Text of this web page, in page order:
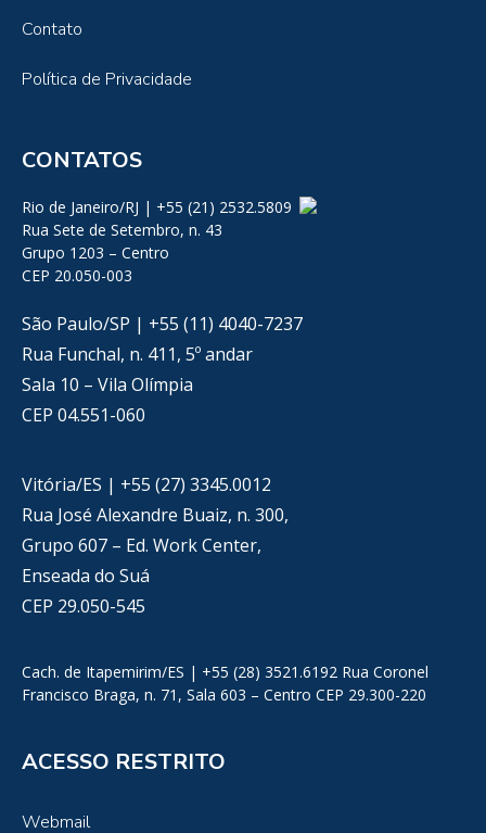
Contato
Política de Privacidade
CONTATOS
Rio de Janeiro/RJ | +55 (21) 2532.5809
Rua Sete de Setembro, n. 43
Grupo 1203 – Centro
CEP 20.050-003
São Paulo/SP | +55 (11) 4040-7237
Rua Funchal, n. 411, 5º andar
Sala 10 – Vila Olímpia
CEP 04.551-060
Vitória/ES | +55 (27) 3345.0012
Rua José Alexandre Buaiz, n. 300,
Grupo 607 – Ed. Work Center,
Enseada do Suá
CEP 29.050-545
Cach. de Itapemirim/ES | +55 (28) 3521.6192 Rua Coronel
Francisco Braga, n. 71, Sala 603 – Centro CEP 29.300-220
ACESSO RESTRITO
Webmail